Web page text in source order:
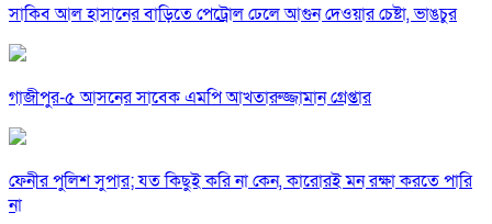
সাকিব আল হাসানের বাড়িতে পেট্রোল ঢেলে আগুন দেওয়ার চেষ্টা, ভাঙচুর
গাজীপুর-৫ আসনের সাবেক এমপি আখতারুজ্জামান গ্রেপ্তার
ফেনীর পুলিশ সুপার; যত কিছুই করি না কেন, কারোরই মন রক্ষা করতে পারি
না